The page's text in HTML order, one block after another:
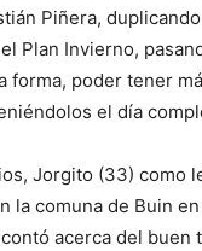
Piñera,
Plan Invierno,
forma, poder tener
el día
Jorgito (33) como
la comuna de Buin
acerca del buen